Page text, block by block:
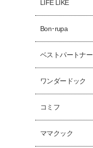
LIFE LIKE
Bon･rupa
ベストパートナー
ワンダードック
コミフ
ママクック